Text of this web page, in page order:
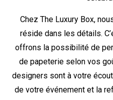
Chez The Luxury Box,
réside dans les détails.
offrons la possibilité de
de papeterie selon vos
designers sont à votre
de votre événement et la